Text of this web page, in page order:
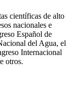
científicas de alto
nacionales e
Español de
del Agua, el
Internacional
otros.